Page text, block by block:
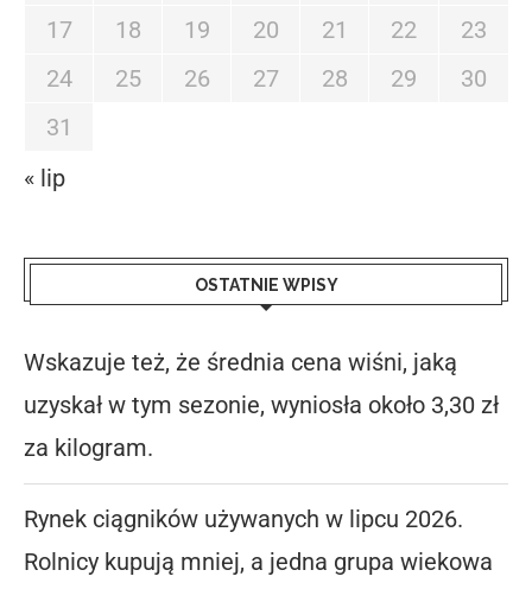
17
18 19 20 21 22
23
24
25 26 27 28 29
30
31
« lip
OSTATNIE WPISY
Wskazuje też, że średnia cena wiśni, jaką
uzyskał w tym sezonie, wyniosła około 3,30 zł
za kilogram.
Rynek ciągników używanych w lipcu 2026.
Rolnicy kupują mniej, a jedna grupa wiekowa